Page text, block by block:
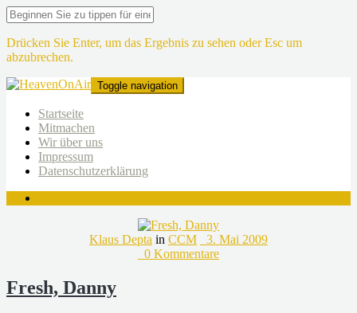
Drücken Sie Enter, um das Ergebnis zu sehen oder Esc um
abzubrechen.
Toggle navigation
Startseite
Mitmachen
Wir über uns
Impressum
Datenschutzerklärung
Klaus Depta in CCM
3. Mai 2009
0 Kommentare
Fresh, Danny